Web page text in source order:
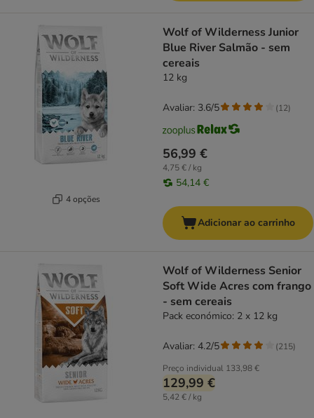
4 opções
Wolf of Wilderness Junior
Blue River Salmão - sem
cereais
12 kg
56,99 €
4,75 € / kg
54,14 €
Avaliar: 3.6/5 (12)
Adicionar ao carrinho
Wolf of Wilderness Senior
Soft Wide Acres com frango
- sem cereais
Pack económico: 2 x 12 kg
Preço individual 133,98 €
129,99 €
5,42 € / kg
Avaliar: 4.2/5 (215)